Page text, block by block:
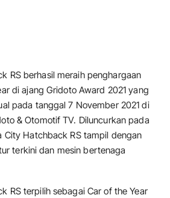
RS berhasil meraih penghargaan
di ajang Gridoto Award 2021 yang
pada tanggal 7 November 2021 di
& Otomotif TV. Diluncurkan pada
City Hatchback RS tampil dengan
terkini dan mesin bertenaga
RS terpilih sebagai Car of the Year